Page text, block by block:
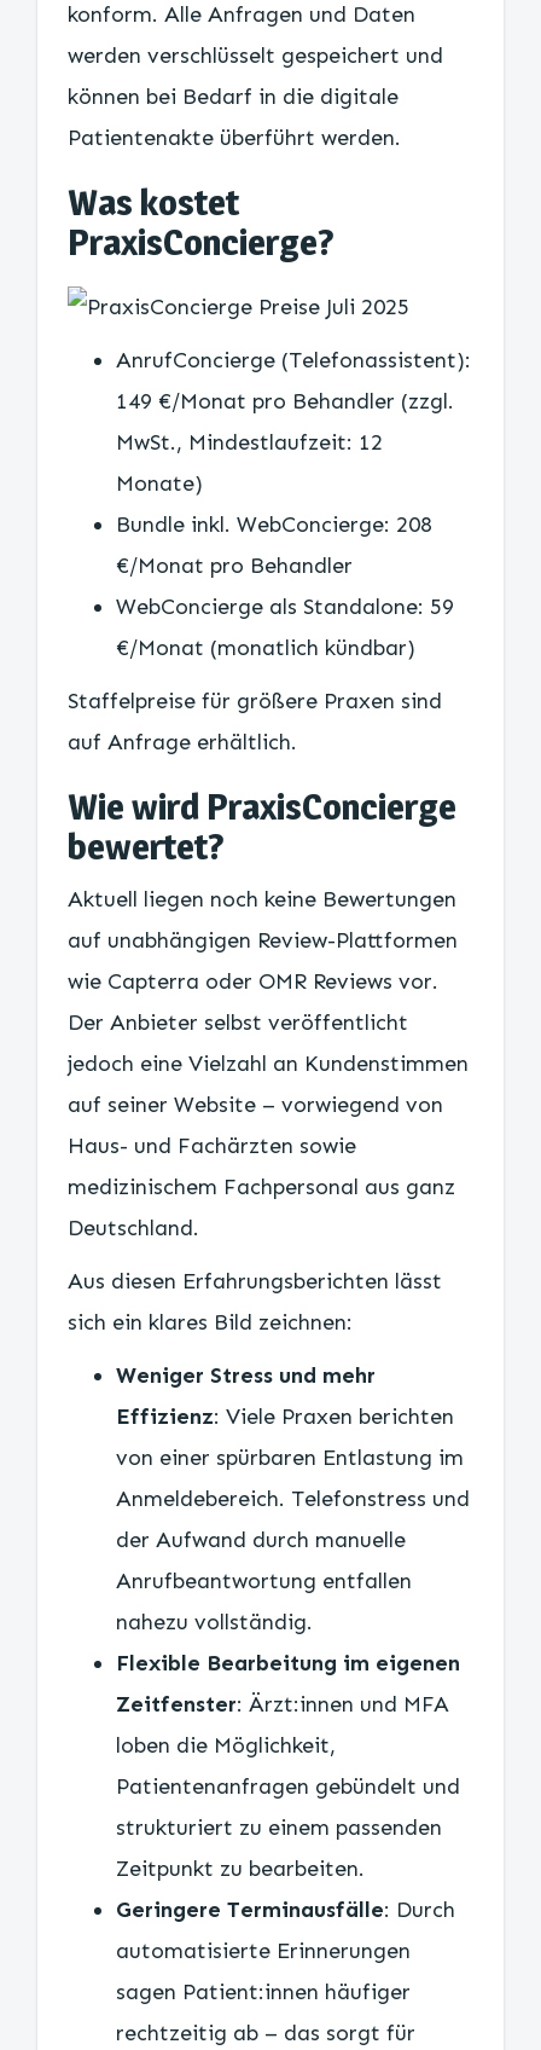
konform. Alle Anfragen und Daten
werden verschlüsselt gespeichert und
können bei Bedarf in die digitale
Patientenakte überführt werden.
Was kostet
PraxisConcierge?
AnrufConcierge (Telefonassistent):
149 €/Monat pro Behandler (zzgl.
MwSt., Mindestlaufzeit: 12
Monate)
Bundle inkl. WebConcierge: 208
€/Monat pro Behandler
WebConcierge als Standalone: 59
€/Monat (monatlich kündbar)
Staffelpreise für größere Praxen sind
auf Anfrage erhältlich.
Wie wird PraxisConcierge
bewertet?
Aktuell liegen noch keine Bewertungen
auf unabhängigen Review-Plattformen
wie Capterra oder OMR Reviews vor.
Der Anbieter selbst veröffentlicht
jedoch eine Vielzahl an Kundenstimmen
auf seiner Website – vorwiegend von
Haus- und Fachärzten sowie
medizinischem Fachpersonal aus ganz
Deutschland.
Aus diesen Erfahrungsberichten lässt
sich ein klares Bild zeichnen:
Weniger Stress und mehr
Effizienz: Viele Praxen berichten
von einer spürbaren Entlastung im
Anmeldebereich. Telefonstress und
der Aufwand durch manuelle
Anrufbeantwortung entfallen
nahezu vollständig.
Flexible Bearbeitung im eigenen
Zeitfenster: Ärzt:innen und MFA
loben die Möglichkeit,
Patientenanfragen gebündelt und
strukturiert zu einem passenden
Zeitpunkt zu bearbeiten.
Geringere Terminausfälle: Durch
automatisierte Erinnerungen
sagen Patient:innen häufiger
rechtzeitig ab – das sorgt für